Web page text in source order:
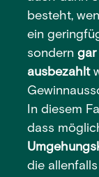
besteht,
ein
sonderngar
ausbezahlt
In diesem
dass
die